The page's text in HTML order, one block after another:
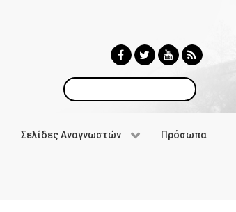
Αναζήτηση
Σελίδες Αναγνωστών Πρόσωπα